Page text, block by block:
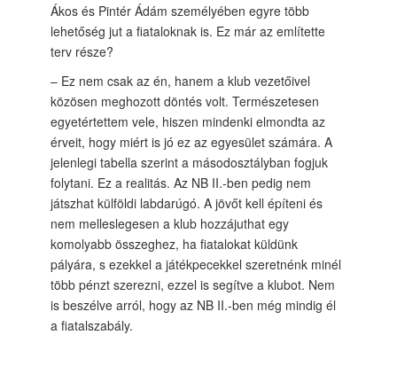
Ákos és Pintér Ádám személyében egyre több
lehetőség jut a fiataloknak is. Ez már az említette
terv része?
– Ez nem csak az én, hanem a klub vezetőivel
közösen meghozott döntés volt. Természetesen
egyetértettem vele, hiszen mindenki elmondta az
érveit, hogy miért is jó ez az egyesület számára. A
jelenlegi tabella szerint a másodosztályban fogjuk
folytani. Ez a realitás. Az NB II.-ben pedig nem
játszhat külföldi labdarúgó. A jövőt kell építeni és
nem melleslegesen a klub hozzájuthat egy
komolyabb összeghez, ha fiatalokat küldünk
pályára, s ezekkel a játékpecekkel szeretnénk minél
több pénzt szerezni, ezzel is segítve a klubot. Nem
is beszélve arról, hogy az NB II.-ben még mindig él
a fiatalszabály.